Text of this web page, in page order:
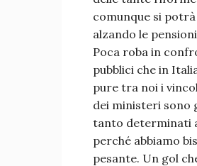
comunque si
alzando le
Poca roba in
pubblici che in
pure tra noi i
dei ministeri sono
tanto determinati
perché abbiamo
pesante. Un gol